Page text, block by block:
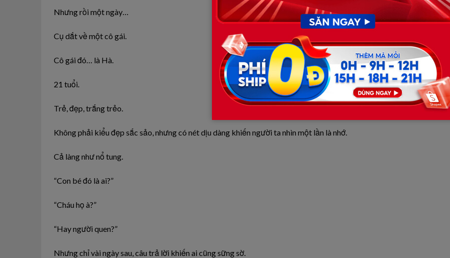
Nhưng rồi một ngày…
Cụ dắt về một cô gái.
Cô gái đó… là Hà.
21 tuổi.
Trẻ, đẹp, trắng trẻo.
Không phải kiểu đẹp sắc sảo, nhưng có nét dịu dàng khiến người ta nhìn một lần là nhớ.
Cả làng như nổ tung.
“Con bé đó là ai?”
“Cháu họ à?”
“Hay người quen?”
Nhưng chỉ vài ngày sau, câu trả lời khiến ai cũng sững sờ.